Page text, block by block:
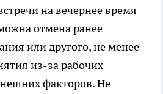
на вечернее время
отмена ранее
или другого, не менее
из-за рабочих
факторов. Не